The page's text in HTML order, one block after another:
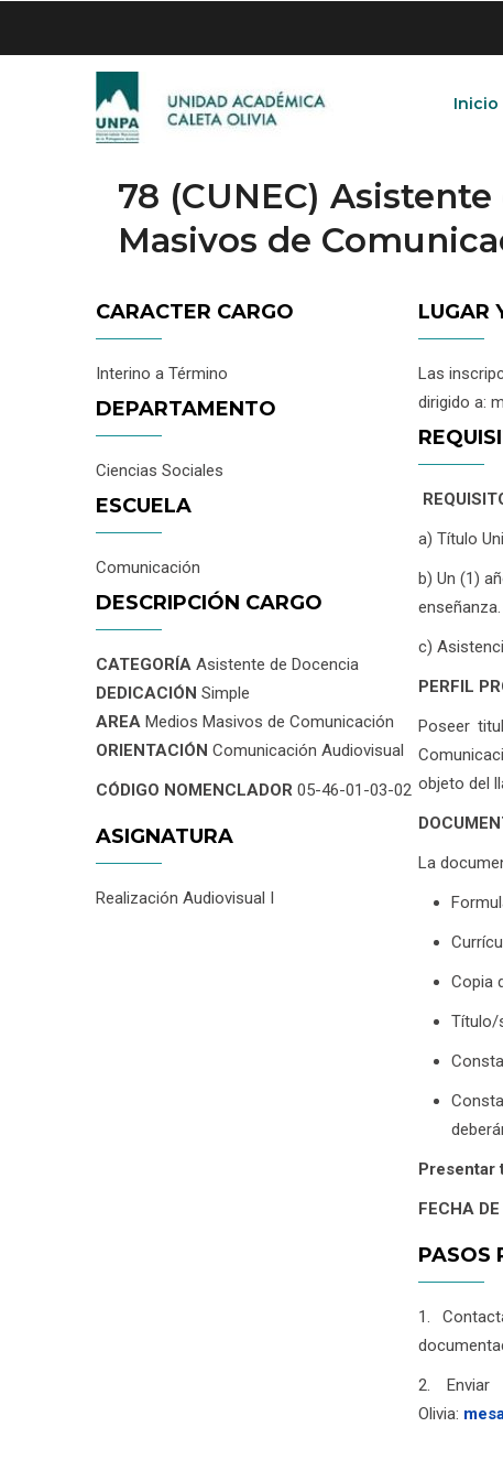
Inicio
78 (CUNEC)
Masivos de
CARACTER CARGO
Interino a Término
DEPARTAMENTO
Ciencias Sociales
ESCUELA
Comunicación
DESCRIPCIÓN CARGO
CATEGORÍA Asistente de Docencia
DEDICACIÓN Simple
AREA Medios Masivos de Comunicación
ORIENTACIÓN Comunicación Audiovisual
CÓDIGO NOMENCLADOR 05-46-01-03-02
ASIGNATURA
Realización Audiovisual I
LUGAR
Las
dirigido a:
a) Título
b) Un (1)
enseñanza.
c)
PERFIL
Poseer
objeto del
La
Copia
Título/
Presentar
FECHA
PASOS
1.
2.
Olivia: